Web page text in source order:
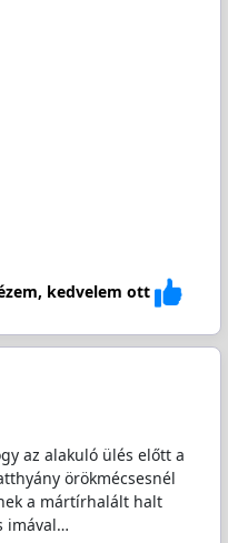
kedvelem ott
az alakuló ülés előtt a
örökmécsesnél
a mártírhalált halt
imával…